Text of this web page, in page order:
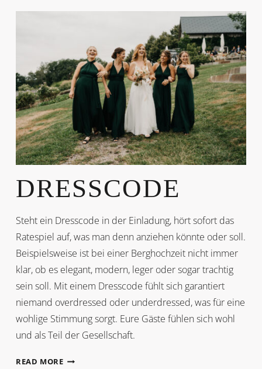
DRESSCODE
Steht ein Dresscode in der Einladung, hört sofort das
Ratespiel auf, was man denn anziehen könnte oder soll.
Beispielsweise ist bei einer Berghochzeit nicht immer
klar, ob es elegant, modern, leger oder sogar trachtig
sein soll. Mit einem Dresscode fühlt sich garantiert
niemand overdressed oder underdressed, was für eine
wohlige Stimmung sorgt. Eure Gäste fühlen sich wohl
und als Teil der Gesellschaft.
READ MOREDRESSCODE